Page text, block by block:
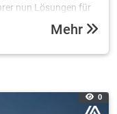
nun Lösungen für
Mehr
0